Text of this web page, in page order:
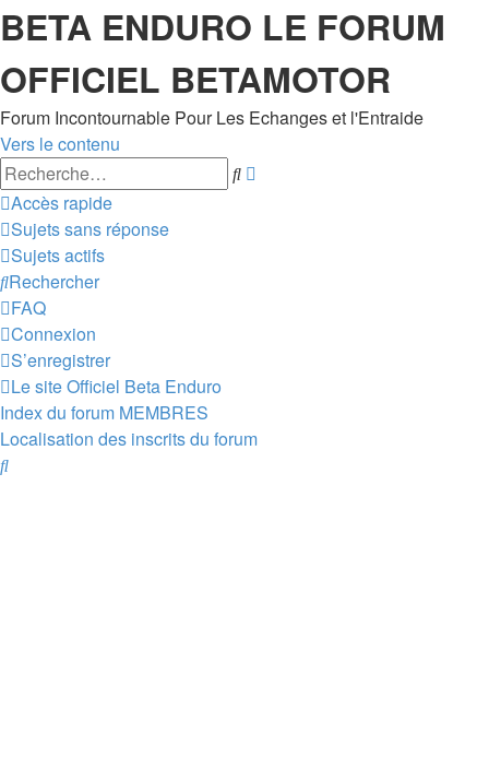
BETA ENDURO LE FORUM
OFFICIEL BETAMOTOR
Forum Incontournable Pour Les Echanges et l'Entraide
Vers le contenu
Rechercher
Accès rapide
Sujets sans réponse
Sujets actifs
Rechercher
FAQ
Connexion
S’enregistrer
Le site Officiel Beta Enduro
Index du forum MEMBRES
Localisation des inscrits du forum
Rechercher